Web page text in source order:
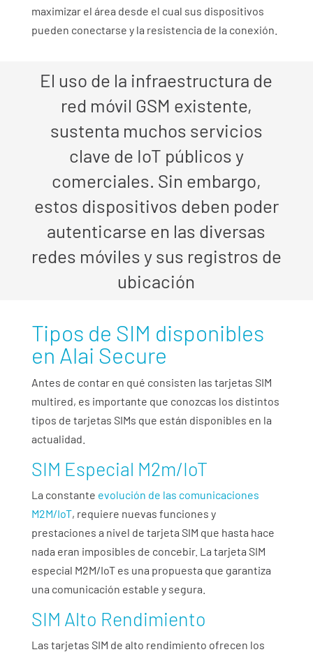
maximizar el área desde el cual sus dispositivos
pueden conectarse y la resistencia de la conexión.
El uso de la infraestructura de
red móvil GSM existente,
sustenta muchos servicios
clave de IoT públicos y
comerciales. Sin embargo,
estos dispositivos deben poder
autenticarse en las diversas
redes móviles y sus registros de
ubicación
Tipos de SIM disponibles
en Alai Secure
Antes de contar en qué consisten las tarjetas SIM
multired, es importante que conozcas los distintos
tipos de tarjetas SIMs que están disponibles en la
actualidad.
SIM Especial M2m/IoT
La constante evolución de las comunicaciones
M2M/IoT, requiere nuevas funciones y
prestaciones a nivel de tarjeta SIM que hasta hace
nada eran imposibles de concebir. La tarjeta SIM
especial M2M/IoT es una propuesta que garantiza
una comunicación estable y segura.
SIM Alto Rendimiento
Las tarjetas SIM de alto rendimiento ofrecen los